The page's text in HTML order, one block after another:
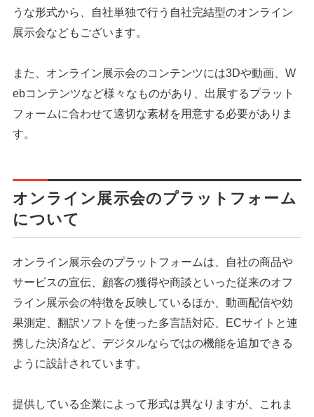
うな形式から、自社単独で行う自社完結型のオンライン
展示会などもございます。
また、オンライン展示会のコンテンツには3Dや動画、W
ebコンテンツなど様々なものがあり、出展するプラット
フォームに合わせて適切な素材を用意する必要がありま
す。
オンライン展示会のプラットフォーム
について
オンライン展示会のプラットフォームは、自社の商品や
サービスの宣伝、顧客の獲得や商談といった従来のオフ
ライン展示会の特徴を反映しているほか、動画配信や効
果測定、翻訳ソフトを使った多言語対応、ECサイトと連
携した決済など、デジタルならではの機能を追加できる
ように設計されています。
提供している企業によって形式は異なりますが、これま